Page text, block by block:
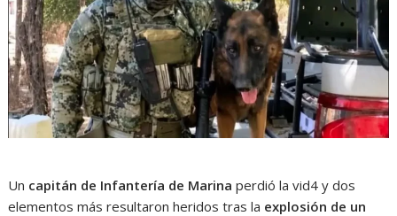
Un capitán de Infantería de Marina perdió la vid4 y dos
elementos más resultaron heridos tras la explosión de un